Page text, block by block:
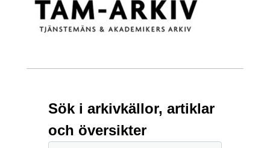
Sök i arkivkällor, artiklar
och översikter